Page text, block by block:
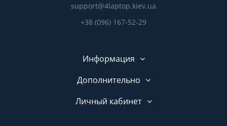
support@4laptop.kiev.ua
+38 (096) 167-52-29
Информация
Дополнительно
Личный кабинет